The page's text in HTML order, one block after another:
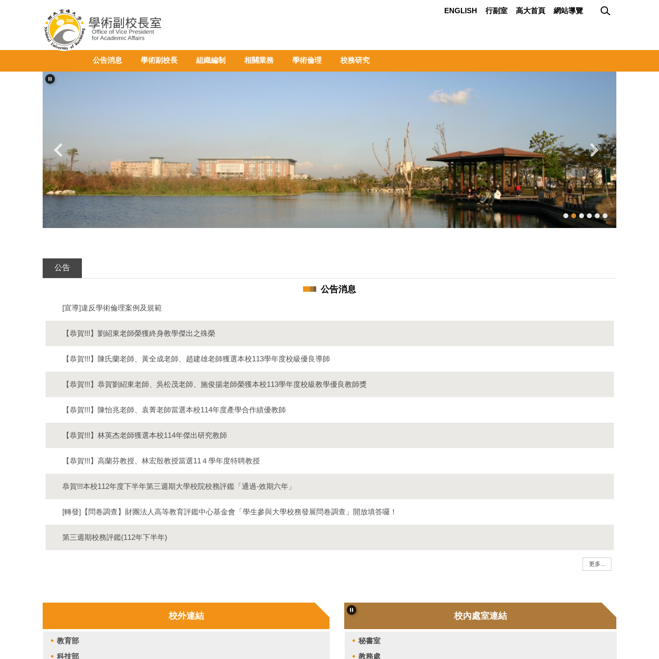
內
區
公告消息 學術副校長 組織編制 相關業務 學術倫理 校務研究
ENGLISH 行副室 高大首頁 網站導覽
公告
公告消息
[宣導]違反學術倫理案例及規範
【恭賀!!!】劉紹東老師榮獲終身教學傑出之殊榮
【恭賀!!!】陳氏蘭老師、黃全成老師、趙建雄老師獲選本校113學年度校級優良導師
【恭賀!!!】恭賀劉紹東老師、吳松茂老師、施俊揚老師榮獲本校113學年度校級教學優良教師獎
【恭賀!!!】陳怡兆老師、袁菁老師當選本校114年度產學合作績優教師
【恭賀!!!】林英杰老師獲選本校114年傑出研究教師
【恭賀!!!】高蘭芬教授、林宏殷教授當選11４學年度特聘教授
恭賀!!!本校112年度下半年第三週期大學校院校務評鑑「通過-效期六年」
[轉發]【問卷調查】財團法人高等教育評鑑中心基金會「學生參與大學校務發展問卷調查」開放填答囉！
第三週期校務評鑑(112年下半年)
更多...
校外連結
教育部
科技部
校內處室連結
秘書室
教務處